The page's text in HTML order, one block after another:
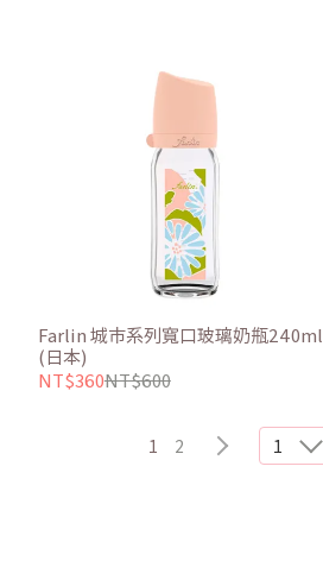
Farlin 城市系列寬口玻璃奶瓶240ml
(日本)
NT$360NT$600
1 2 1